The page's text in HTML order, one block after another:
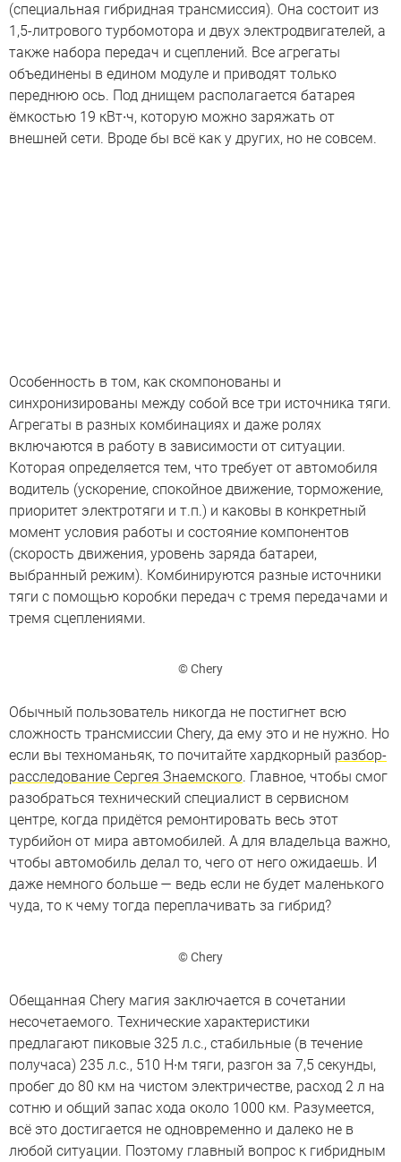
(специальная гибридная трансмиссия). Она состоит из
1,5-литрового турбомотора и двух электродвигателей, а
также набора передач и сцеплений. Все агрегаты
объединены в едином модуле и приводят только
переднюю ось. Под днищем располагается батарея
ёмкостью 19 кВт∙ч, которую можно заряжать от
внешней сети. Вроде бы всё как у других, но не совсем.
Особенность в том, как скомпонованы и
синхронизированы между собой все три источника тяги.
Агрегаты в разных комбинациях и даже ролях
включаются в работу в зависимости от ситуации.
Которая определяется тем, что требует от автомобиля
водитель (ускорение, спокойное движение, торможение,
приоритет электротяги и т.п.) и каковы в конкретный
момент условия работы и состояние компонентов
(скорость движения, уровень заряда батареи,
выбранный режим). Комбинируются разные источники
тяги с помощью коробки передач с тремя передачами и
тремя сцеплениями.
© Chery
Обычный пользователь никогда не постигнет всю
сложность трансмиссии Chery, да ему это и не нужно. Но
если вы техноманьяк, то почитайте хардкорный разбор-
расследование Сергея Знаемского. Главное, чтобы смог
разобраться технический специалист в сервисном
центре, когда придётся ремонтировать весь этот
турбийон от мира автомобилей. А для владельца важно,
чтобы автомобиль делал то, чего от него ожидаешь. И
даже немного больше — ведь если не будет маленького
чуда, то к чему тогда переплачивать за гибрид?
© Chery
Обещанная Chery магия заключается в сочетании
несочетаемого. Технические характеристики
предлагают пиковые 325 л.с., стабильные (в течение
получаса) 235 л.с., 510 Н∙м тяги, разгон за 7,5 секунды,
пробег до 80 км на чистом электричестве, расход 2 л на
сотню и общий запас хода около 1000 км. Разумеется,
всё это достигается не одновременно и далеко не в
любой ситуации. Поэтому главный вопрос к гибридным